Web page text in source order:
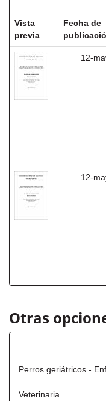
Vista
previa
Fecha de
12-
12-
Otras
Perros geriátricos -
Veterinaria